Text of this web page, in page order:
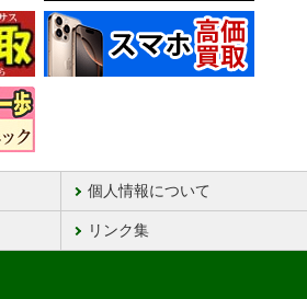
個人情報について
リンク集